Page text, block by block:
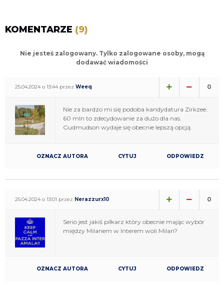
KOMENTARZE (9)
Nie jesteś zalogowany. Tylko zalogowane osoby, mogą
dodawać wiadomości
25.04.2024 o 13:44 przez Weeq 0
Nie za bardzo mi się podoba kandydatura Zirkzee.
60 mln to zdecydowanie za dużo dla nas.
Gudmudson wydaje się obecnie lepszą opcją.
OZNACZ AUTORA CYTUJ ODPOWIEDZ
25.04.2024 o 13:01 przez Nerazzurx10 0
Serio jest jakiś piłkarz który obecnie mając wybór
między Milanem w Interem woli Milan?
OZNACZ AUTORA CYTUJ ODPOWIEDZ